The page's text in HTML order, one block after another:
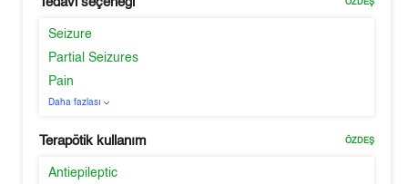
ÖZDEŞ
Seizure
Partial Seizures
Pain
Daha fazlası
Terapötik kullanım ÖZDEŞ
Antiepileptic